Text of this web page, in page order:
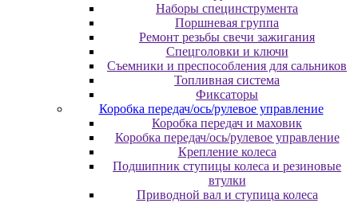
Наборы специнструмента
Поршневая группа
Ремонт резьбы свечи зажигания
Спецголовки и ключи
Съемники и преспособления для сальников
Топливная система
Фиксаторы
Коробка передач/ось/рулевое управление
Коробка передач и маховик
Коробка передач/ось/рулевое управление
Крепление колеса
Подшипник ступицы колеса и резиновые
втулки
Приводной вал и ступица колеса